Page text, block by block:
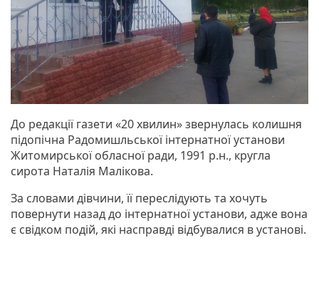
До редакції газети «20 хвилин» звернулась колишня
підопічна Радомишльської інтернатної установи
Житомирської обласної ради, 1991 р.н., кругла
сирота Наталія Малікова.
За словами дівчини, її переслідують та хочуть
повернути назад до інтернатної установи, адже вона
є свідком подій, які насправді відбувалися в установі.